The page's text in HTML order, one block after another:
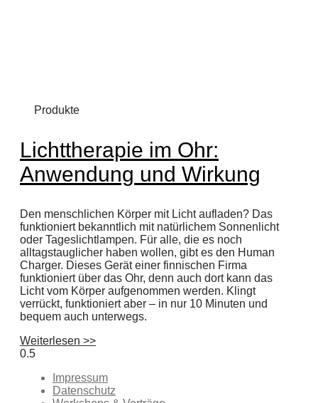
Produkte
Lichttherapie im Ohr:
Anwendung und Wirkung
Den menschlichen Körper mit Licht aufladen? Das
funktioniert bekanntlich mit natürlichem Sonnenlicht
oder Tageslichtlampen. Für alle, die es noch
alltagstauglicher haben wollen, gibt es den Human
Charger. Dieses Gerät einer finnischen Firma
funktioniert über das Ohr, denn auch dort kann das
Licht vom Körper aufgenommen werden. Klingt
verrückt, funktioniert aber – in nur 10 Minuten und
bequem auch unterwegs.
Weiterlesen >>
Impressum
Datenschutz